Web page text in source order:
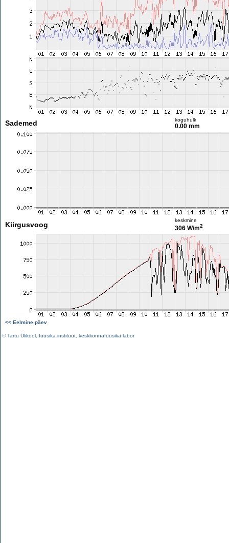
Sademed koguhulk
0.00 mm
Kiirgusvoog
keskmine
306 W/m2
<< Eelmine päev
©Tartu Ülikool füüsika instituut keskkonnafüüsika labor